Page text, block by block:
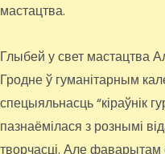
мастацтва.
Глыбей у свет мастацтва
Гродне ў гуманітарным
спецыяльнасць “кіраўнік
пазнаёмілася з рознымі
творчасці. Але фаварытам